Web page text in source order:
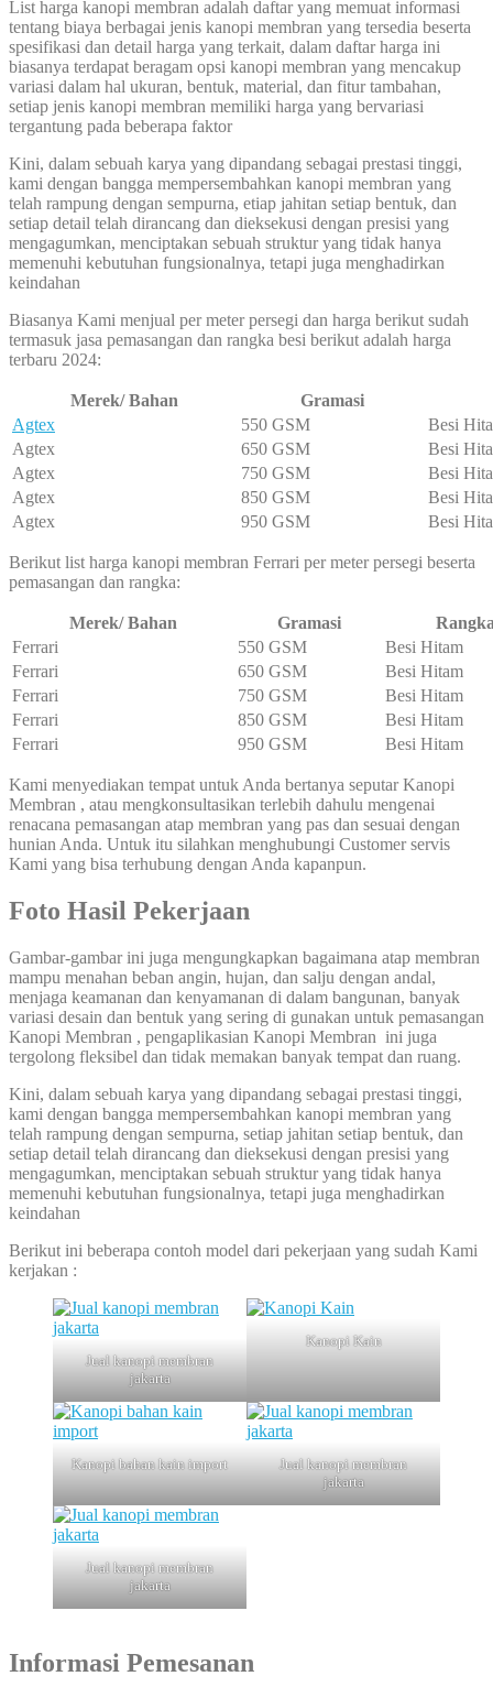
List harga kanopi membran adalah daftar yang memuat informasi
tentang biaya berbagai jenis kanopi membran yang tersedia beserta
spesifikasi dan detail harga yang terkait, dalam daftar harga ini
biasanya terdapat beragam opsi kanopi membran yang mencakup
variasi dalam hal ukuran, bentuk, material, dan fitur tambahan,
setiap jenis kanopi membran memiliki harga yang bervariasi
tergantung pada beberapa faktor
Kini, dalam sebuah karya yang dipandang sebagai prestasi tinggi,
kami dengan bangga mempersembahkan kanopi membran yang
telah rampung dengan sempurna, etiap jahitan setiap bentuk, dan
setiap detail telah dirancang dan dieksekusi dengan presisi yang
mengagumkan, menciptakan sebuah struktur yang tidak hanya
memenuhi kebutuhan fungsionalnya, tetapi juga menghadirkan
keindahan
Biasanya Kami menjual per meter persegi dan harga berikut sudah
termasuk jasa pemasangan dan rangka besi berikut adalah harga
terbaru 2024:
Merek/ Bahan
Gramasi
Agtex
550 GSM
Besi
Agtex
650 GSM
Besi
Agtex
750 GSM
Besi
Agtex
850 GSM
Besi
Agtex
950 GSM Besi
Berikut list harga kanopi membran Ferrari per meter persegi beserta
pemasangan dan rangka:
Merek/ Bahan Gramasi
Ferrari
550 GSM
Besi Hitam
Ferrari
650 GSM
Besi Hitam
Ferrari
750 GSM
Besi Hitam
Ferrari
850 GSM
Besi Hitam
Ferrari
950 GSM Besi Hitam
Kami menyediakan tempat untuk Anda bertanya seputar Kanopi
Membran , atau mengkonsultasikan terlebih dahulu mengenai
renacana pemasangan atap membran yang pas dan sesuai dengan
hunian Anda. Untuk itu silahkan menghubungi Customer servis
Kami yang bisa terhubung dengan Anda kapanpun.
Foto Hasil Pekerjaan
Gambar-gambar ini juga mengungkapkan bagaimana atap membran
mampu menahan beban angin, hujan, dan salju dengan andal,
menjaga keamanan dan kenyamanan di dalam bangunan, banyak
variasi desain dan bentuk yang sering di gunakan untuk pemasangan
Kanopi Membran , pengaplikasian Kanopi Membran ini juga
tergolong fleksibel dan tidak memakan banyak tempat dan ruang.
Kini, dalam sebuah karya yang dipandang sebagai prestasi tinggi,
kami dengan bangga mempersembahkan kanopi membran yang
telah rampung dengan sempurna, setiap jahitan setiap bentuk, dan
setiap detail telah dirancang dan dieksekusi dengan presisi yang
mengagumkan, menciptakan sebuah struktur yang tidak hanya
memenuhi kebutuhan fungsionalnya, tetapi juga menghadirkan
keindahan
Berikut ini beberapa contoh model dari pekerjaan yang sudah Kami
kerjakan :
Jual kanopi membran
jakarta
Kanopi Kain
Kanopi bahan kain import
Jual kanopi membran
jakarta
Jual kanopi membran
jakarta
Informasi Pemesanan